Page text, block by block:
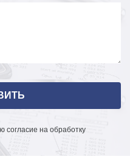
согласие на обработку